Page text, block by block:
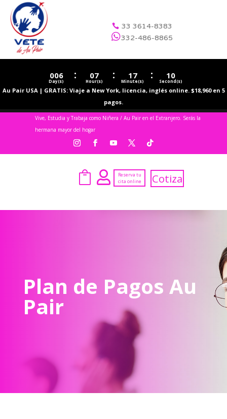
 33 3614-8383
332-486-8865

006
Day(s) : 07
Hour(s) : 17
Minute(s) : 09
Second(s)
Au Pair USA | GRATIS: Viaje a New York, licencia, inglés online. $18,960 en 5
pagos.
Vive, Estudia y Trabaja como Niñera / Au Pair en el Extranjero. Serás la
hermana mayor del hogar
 
Reserva tu
cita online
Cotiza
Plan de Pagos Au
Pair